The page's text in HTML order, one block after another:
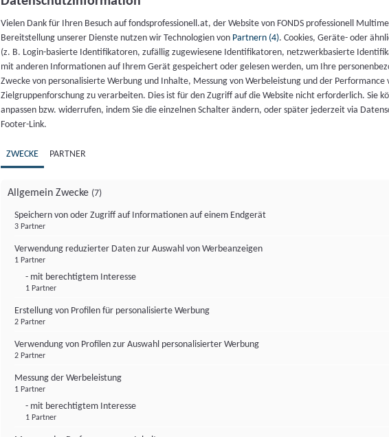
Vielen Dank für Ihren Besuch auf fondsprofessionell.at, der Website von FONDS professionell
Bereitstellung unserer Dienste nutzen wir Technologien von Partnern (4). Cookies, Geräte- oder
(z. B. Login-basierte Identifikatoren, zufällig zugewiesene Identifikatoren, netzwerkbasierte
mit anderen Informationen auf Ihrem Gerät gespeichert oder gelesen werden, um Ihre
Zwecke von personalisierte Werbung und Inhalte, Messung von Werbeleistung und der Performance
Zielgruppenforschung zu verarbeiten. Dies ist für den Zugriff auf die Website nicht erforderlich. Sie
anpassen bzw. widerrufen, indem Sie die einzelnen Schalter ändern, oder später jederzeit via
Footer-Link.
ZWECKE PARTNER
Allgemein Zwecke (7)
Speichern von oder Zugriff auf Informationen auf einem Endgerät
3 Partner
Verwendung reduzierter Daten zur Auswahl von Werbeanzeigen
1 Partner
- mit berechtigtem Interesse
1 Partner
Erstellung von Profilen für personalisierte Werbung
2 Partner
Verwendung von Profilen zur Auswahl personalisierter Werbung
2 Partner
Messung der Werbeleistung
1 Partner
- mit berechtigtem Interesse
1 Partner